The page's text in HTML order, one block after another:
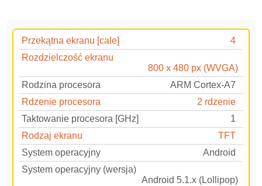
Przekątna ekranu [cale]
4
Rozdzielczość ekranu
800 x 480 px (WVGA)
Rodzina procesora
ARM Cortex-A7
Rdzenie procesora
2 rdzenie
Taktowanie procesora [GHz]
1
Rodzaj ekranu
TFT
System operacyjny
Android
System operacyjny (wersja)
Android 5.1.x (Lollipop)